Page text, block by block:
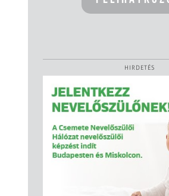
HIRDETÉS